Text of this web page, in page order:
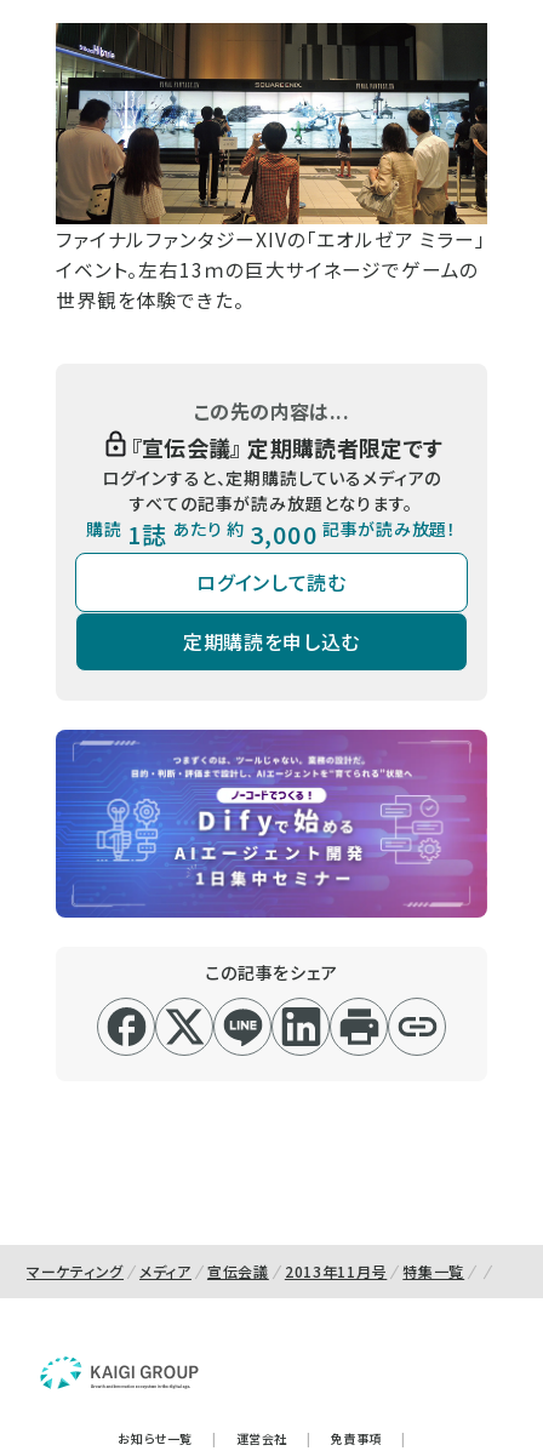
ファイナルファンタジーXIVの「エオルゼア ミラー」
イベント。左右13ｍの巨大サイネージでゲームの
世界観を体験できた。
この先の内容は...
『宣伝会議』 定期購読者限定です
ログインすると、定期購読しているメディアの
すべての記事が読み放題となります。
購読 1誌 あたり 約 3,000 記事が読み放題！
ログインして読む
定期購読を申し込む
この記事をシェア
マーケティング メディア 宣伝会議 2013年11月号 特集一覧
お知らせ一覧 | 運営会社 | 免責事項
|